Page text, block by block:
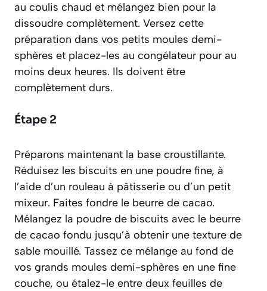
au coulis chaud et mélangez bien pour la
dissoudre complètement. Versez cette
préparation dans vos petits moules demi-
sphères et placez-les au congélateur pour au
moins deux heures. Ils doivent être
complètement durs.
Étape 2
Préparons maintenant la base croustillante.
Réduisez les biscuits en une poudre fine, à
l’aide d’un rouleau à pâtisserie ou d’un petit
mixeur. Faites fondre le beurre de cacao.
Mélangez la poudre de biscuits avec le beurre
de cacao fondu jusqu’à obtenir une texture de
sable mouillé. Tassez ce mélange au fond de
vos grands moules demi-sphères en une fine
couche, ou étalez-le entre deux feuilles de